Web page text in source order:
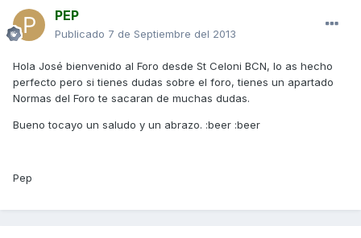
PEP
Publicado 7 de Septiembre del 2013
Hola José bienvenido al Foro desde St Celoni BCN, lo as hecho
perfecto pero si tienes dudas sobre el foro, tienes un apartado
Normas del Foro te sacaran de muchas dudas.
Bueno tocayo un saludo y un abrazo. :beer :beer
Pep